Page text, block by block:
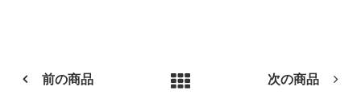
前の商品 次の商品